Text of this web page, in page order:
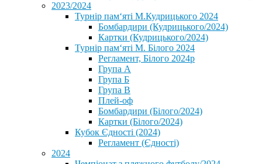
2023/2024
⁨Турнір пам‘яті М.Кудрицького 2024
Бомбардири (Кудрицького/2024)
Картки (Кудрицького/2024)
⁨Турнір пам‘яті М. Білого 2024⁩
Регламент, Білого 2024р
Група А
Група Б
Група В
Плей-оф
Бомбардири (Білого/2024)
Картки (Білого/2024)
Кубок Єдності (2024)
Регламент (Єдності)
2024